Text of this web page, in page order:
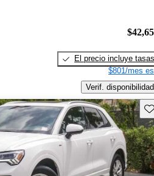
El precio incluye tasas
$801/mes
Verif. disponibilidad